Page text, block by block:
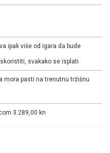
ipak više od igara da bude
svakako se isplati
mora pasti na trenutnu tržišnu
3.289,00 kn